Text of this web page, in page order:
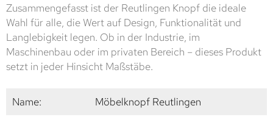
Zusammengefasst ist der Reutlingen Knopf die ideale
Wahl für alle, die Wert auf Design, Funktionalität und
Langlebigkeit legen. Ob in der Industrie, im
Maschinenbau oder im privaten Bereich – dieses Produkt
setzt in jeder Hinsicht Maßstäbe.
Name:
Möbelknopf Reutlingen